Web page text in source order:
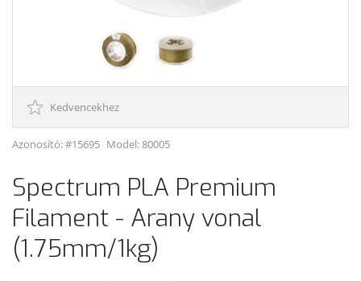
Kedvencekhez
Azonosító: #15695 Model:80005
Spectrum PLA Premium
Filament - Arany vonal
(1.75mm/1kg)